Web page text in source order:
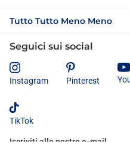
Tutto Tutto Meno Meno
Seguici sui social
Instagram Pinterest
TikTok
Iscriviti alle nostre e-mail